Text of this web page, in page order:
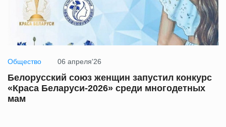
Общество 06 апреля'26
Белорусский союз женщин запустил конкурс
«Краса Беларуси‑2026» среди многодетных
мам